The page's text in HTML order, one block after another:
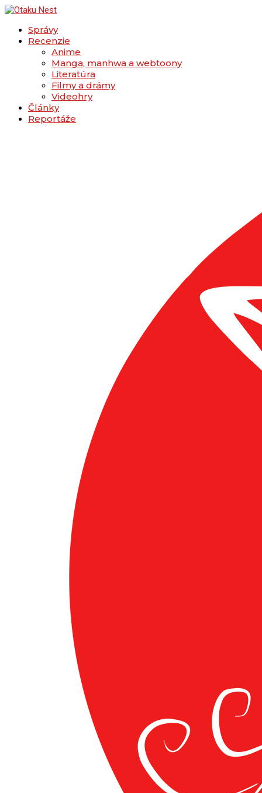
Správy
Recenzie
Anime
Manga, manhwa a webtoony
Literatúra
Filmy a drámy
Videohry
Články
Reportáže